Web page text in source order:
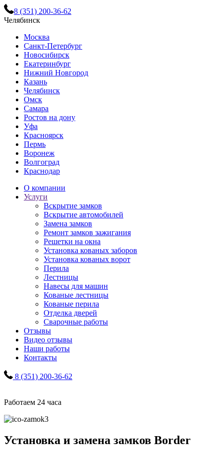
8 (351) 200-36-62
Челябинск
Москва
Санкт-Петербург
Новосибирск
Екатеринбург
Нижний Новгород
Казань
Челябинск
Омск
Самара
Ростов на дону
Уфа
Красноярск
Пермь
Воронеж
Волгоград
Краснодар
О компании
Услуги
Вскрытие замков
Вскрытие автомобилей
Замена замков
Ремонт замков зажигания
Решетки на окна
Установка кованых заборов
Установка кованых ворот
Перила
Лестницы
Навесы для машин
Кованые лестницы
Кованые перила
Отделка дверей
Сварочные работы
Отзывы
Видео отзывы
Наши работы
Контакты
8 (351) 200-36-62
Работаем 24 часа
Установка и замена замков Border